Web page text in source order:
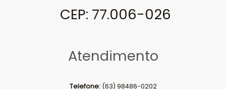
CEP: 77.006-026
Atendimento
Telefone: (63) 98486-0202